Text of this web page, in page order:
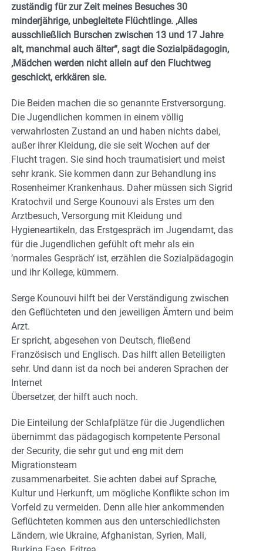
zuständig für zur Zeit meines Besuches 30
minderjährige, unbegleitete Flüchtlinge. ‚Alles
ausschließlich Burschen zwischen 13 und 17 Jahre
alt, manchmal auch älter“, sagt die Sozialpädagogin,
‚Mädchen werden nicht allein auf den Fluchtweg
geschickt, erkkären sie.
Die Beiden machen die so genannte Erstversorgung.
Die Jugendlichen kommen in einem völlig
verwahrlosten Zustand an und haben nichts dabei,
außer ihrer Kleidung, die sie seit Wochen auf der
Flucht tragen. Sie sind hoch traumatisiert und meist
sehr krank. Sie kommen dann zur Behandlung ins
Rosenheimer Krankenhaus. Daher müssen sich Sigrid
Kratochvil und Serge Kounouvi als Erstes um den
Arztbesuch, Versorgung mit Kleidung und
Hygieneartikeln, das Erstgespräch im Jugendamt, das
für die Jugendlichen gefühlt oft mehr als ein
’normales Gespräch‘ ist, erzählen die Sozialpädagogin
und ihr Kollege, kümmern.
Serge Kounouvi hilft bei der Verständigung zwischen
den Geflüchteten und den jeweiligen Ämtern und beim
Arzt.
Er spricht, abgesehen von Deutsch, fließend
Französisch und Englisch. Das hilft allen Beteiligten
sehr. Und dann ist da noch bei anderen Sprachen der
Internet
Übersetzer, der hilft auch noch.
Die Einteilung der Schlafplätze für die Jugendlichen
übernimmt das pädagogisch kompetente Personal
der Security, die sehr gut und eng mit dem
Migrationsteam
zusammenarbeitet. Sie achten dabei auf Sprache,
Kultur und Herkunft, um mögliche Konflikte schon im
Vorfeld zu vermeiden. Denn alle hier ankommenden
Geflüchteten kommen aus den unterschiedlichsten
Ländern, wie Ukraine, Afghanistan, Syrien, Mali,